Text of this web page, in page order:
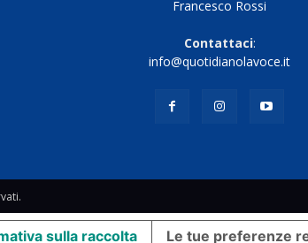
Francesco Rossi
Contattaci:
info@quotidianolavoce.it
sulla raccolta Le tue preferenze